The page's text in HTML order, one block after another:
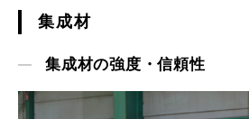
集成材
集成材の強度・信頼性